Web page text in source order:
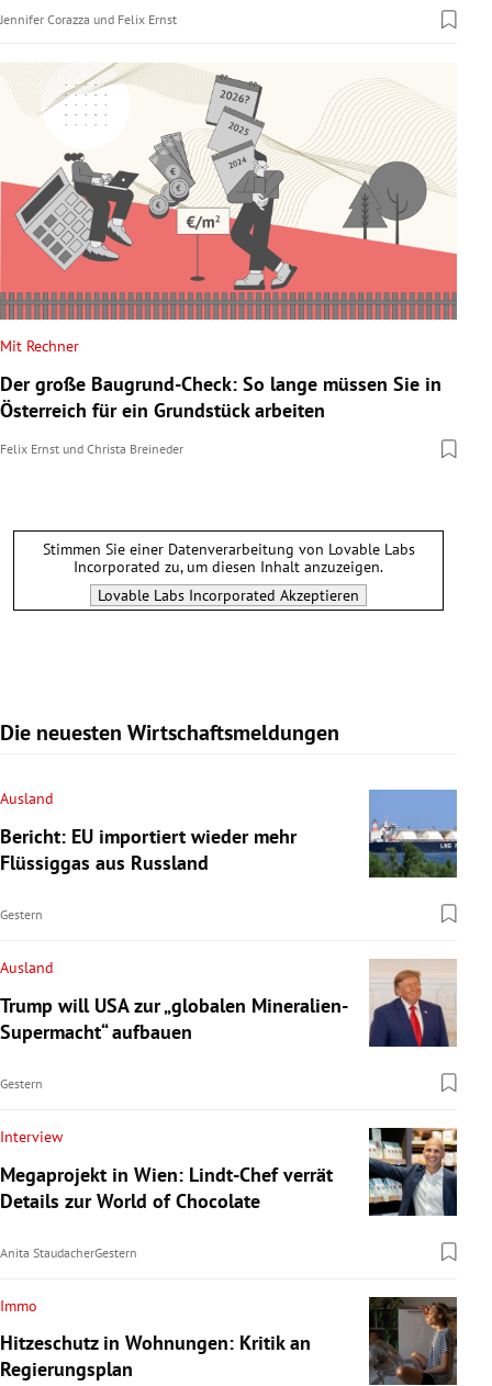
Jennifer Corazza und Felix Ernst
Mit Rechner
Der große Baugrund-Check: So lange müssen Sie in
Österreich für ein Grundstück arbeiten
Felix Ernst und Christa Breineder
Stimmen Sie einer Datenverarbeitung von Lovable Labs
Incorporated zu, um diesen Inhalt anzuzeigen.
Lovable Labs Incorporated Akzeptieren
Die neuesten Wirtschaftsmeldungen
Ausland
Bericht: EU importiert wieder mehr
Flüssiggas aus Russland
Gestern
Ausland
Trump will USA zur „globalen Mineralien-
Supermacht“ aufbauen
Gestern
Interview
Megaprojekt in Wien: Lindt-Chef verrät
Details zur World of Chocolate
Anita StaudacherGestern
Immo
Hitzeschutz in Wohnungen: Kritik an
Regierungsplan